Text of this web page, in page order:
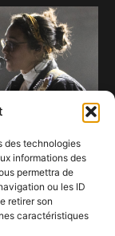
des technologies
informations des
permettra de
ou les ID
retirer son
caractéristiques